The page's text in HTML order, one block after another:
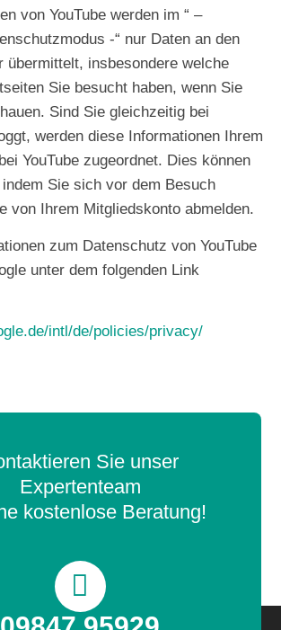
von YouTube werden im “ –
-“ nur Daten an den
übermittelt, insbesondere welche
Sie besucht haben, wenn Sie
Sind Sie gleichzeitig bei
werden diese Informationen Ihrem
YouTube zugeordnet. Dies können
Sie sich vor dem Besuch
von Ihrem Mitgliedskonto abmelden.
zum Datenschutz von YouTube
unter dem folgenden Link
intl/de/policies/privacy/
Sie unser
Expertenteam
kostenlose Beratung!